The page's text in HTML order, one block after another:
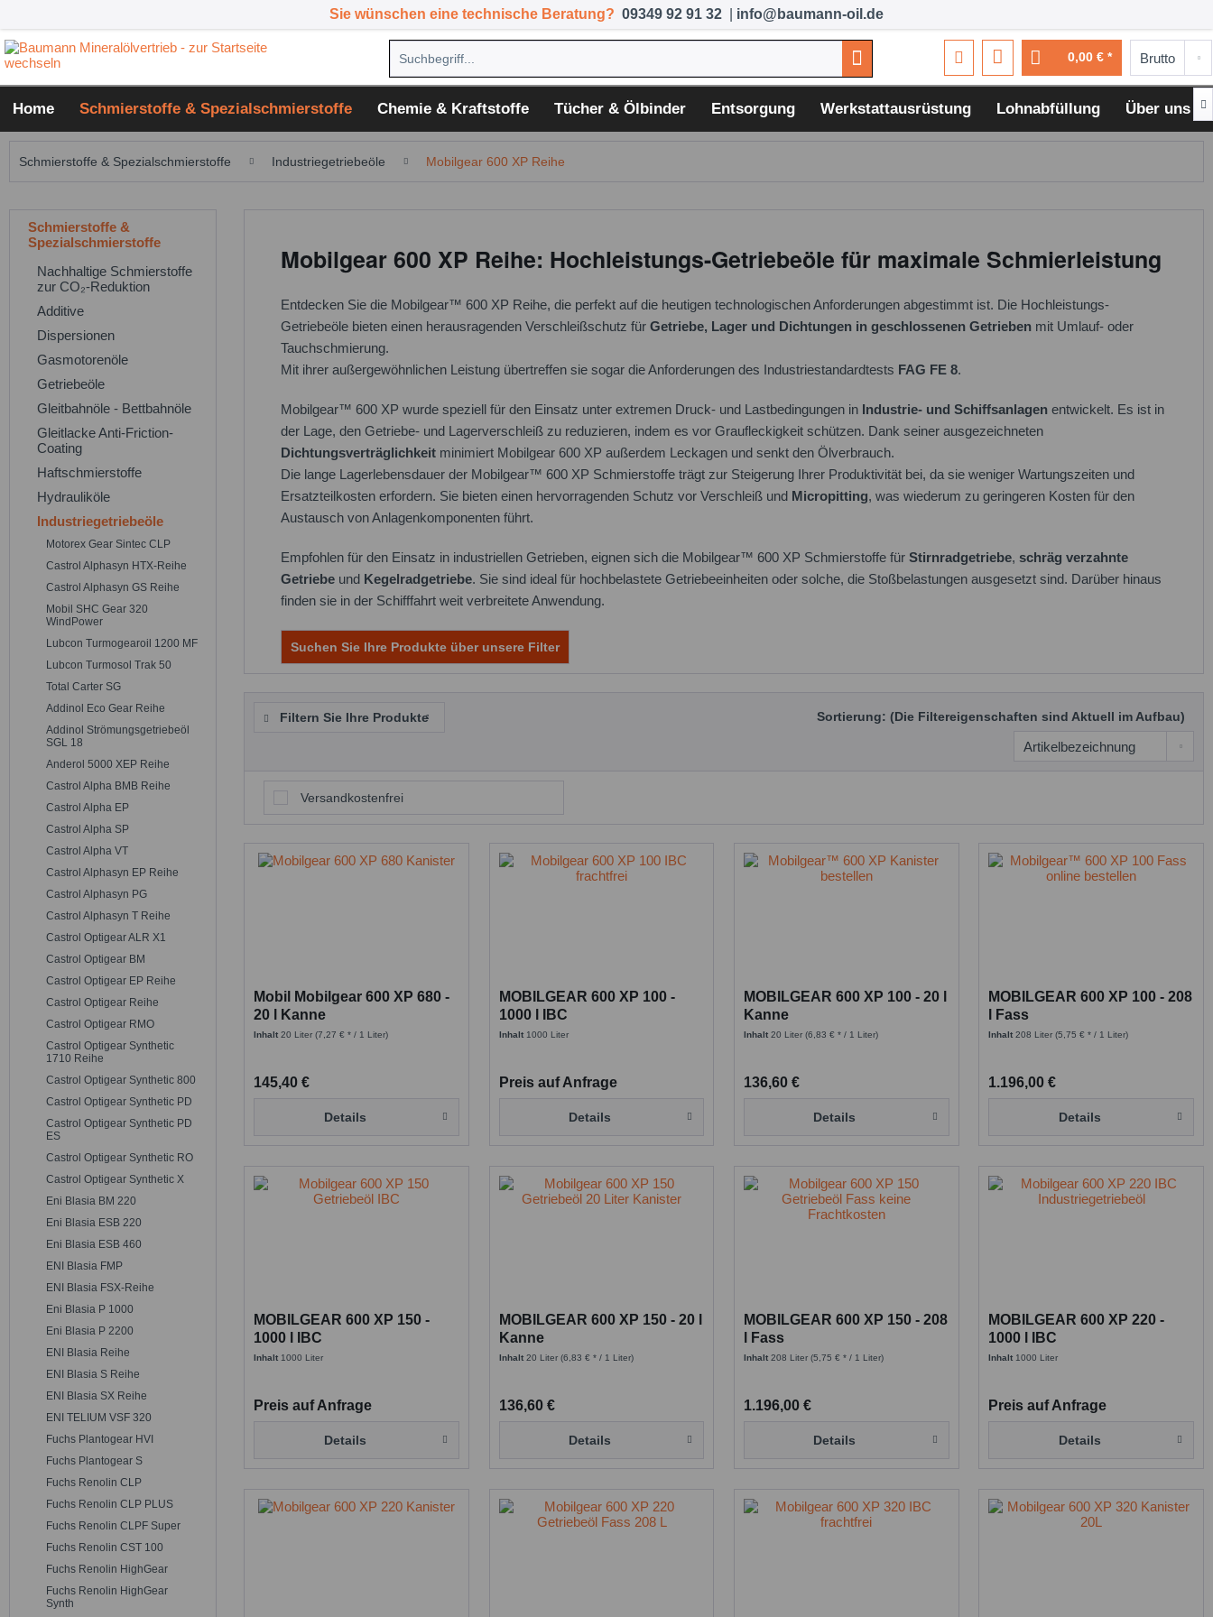
Sie wünschen eine technische Beratung? 09349 92 91 32 info@baumann-oil.de
0,00 € *
Home Schmierstoffe & Spezialschmierstoffe Chemie & Kraftstoffe Tücher & Ölbinder Entsorgung Werkstattausrüstung Lohnabfüllung Über uns 
Schmierstoffe & Spezialschmierstoffe Industriegetriebeöle Mobilgear 600 XP Reihe
Schmierstoffe &
Spezialschmierstoffe
Nachhaltige Schmierstoffe
zur CO₂-Reduktion
Additive
Dispersionen
Gasmotorenöle
Getriebeöle
Gleitbahnöle - Bettbahnöle
Gleitlacke Anti-Friction-
Coating
Haftschmierstoffe
Hydrauliköle
Industriegetriebeöle
Motorex Gear Sintec CLP
Castrol Alphasyn HTX-Reihe
Castrol Alphasyn GS Reihe
Mobil SHC Gear 320
WindPower
Lubcon Turmogearoil 1200 MF
Lubcon Turmosol Trak 50
Total Carter SG
Addinol Eco Gear Reihe
Addinol Strömungsgetriebeöl
SGL 18
Anderol 5000 XEP Reihe
Castrol Alpha BMB Reihe
Castrol Alpha EP
Castrol Alpha SP
Castrol Alpha VT
Castrol Alphasyn EP Reihe
Castrol Alphasyn PG
Castrol Alphasyn T Reihe
Castrol Optigear ALR X1
Castrol Optigear BM
Castrol Optigear EP Reihe
Castrol Optigear Reihe
Castrol Optigear RMO
Castrol Optigear Synthetic
1710 Reihe
Castrol Optigear Synthetic 800
Castrol Optigear Synthetic PD
Castrol Optigear Synthetic PD
ES
Castrol Optigear Synthetic RO
Castrol Optigear Synthetic X
Eni Blasia BM 220
Eni Blasia ESB 220
Eni Blasia ESB 460
ENI Blasia FMP
ENI Blasia FSX-Reihe
Eni Blasia P 1000
Eni Blasia P 2200
ENI Blasia Reihe
ENI Blasia S Reihe
ENI Blasia SX Reihe
ENI TELIUM VSF 320
Fuchs Plantogear HVI
Fuchs Plantogear S
Fuchs Renolin CLP
Fuchs Renolin CLP PLUS
Fuchs Renolin CLPF Super
Fuchs Renolin CST 100
Fuchs Renolin HighGear
Fuchs Renolin HighGear
Synth
Mobilgear 600 XP Reihe: Hochleistungs-Getriebeöle für maximale Schmierleistung
Entdecken Sie die Mobilgear™ 600 XP Reihe, die perfekt auf die heutigen technologischen Anforderungen abgestimmt ist. Die Hochleistungs-
Getriebeöle bieten einen herausragenden Verschleißschutz für Getriebe, Lager und Dichtungen in geschlossenen Getrieben mit Umlauf- oder
Tauchschmierung.
Mit ihrer außergewöhnlichen Leistung übertreffen sie sogar die Anforderungen des Industriestandardtests FAG FE 8.
Mobilgear™ 600 XP wurde speziell für den Einsatz unter extremen Druck- und Lastbedingungen in Industrie- und Schiffsanlagen entwickelt. Es ist in
der Lage, den Getriebe- und Lagerverschleiß zu reduzieren, indem es vor Graufleckigkeit schützen. Dank seiner ausgezeichneten
Dichtungsverträglichkeit minimiert Mobilgear 600 XP außerdem Leckagen und senkt den Ölverbrauch.
Die lange Lagerlebensdauer der Mobilgear™ 600 XP Schmierstoffe trägt zur Steigerung Ihrer Produktivität bei, da sie weniger Wartungszeiten und
Ersatzteilkosten erfordern. Sie bieten einen hervorragenden Schutz vor Verschleiß und Micropitting, was wiederum zu geringeren Kosten für den
Austausch von Anlagenkomponenten führt.
Empfohlen für den Einsatz in industriellen Getrieben, eignen sich die Mobilgear™ 600 XP Schmierstoffe für Stirnradgetriebe, schräg verzahnte
Getriebe und Kegelradgetriebe. Sie sind ideal für hochbelastete Getriebeeinheiten oder solche, die Stoßbelastungen ausgesetzt sind. Darüber hinaus
finden sie in der Schifffahrt weit verbreitete Anwendung.
Suchen Sie Ihre Produkte über unsere Filter
Filtern Sie Ihre Produkte Sortierung: (Die Filtereigenschaften sind Aktuell im Aufbau)
Versandkostenfrei
Mobil Mobilgear 600 XP 680 -
20 l Kanne
Inhalt20 Liter(7,27 € * / 1 Liter)
145,40 €
Details
MOBILGEAR 600 XP 100 -
1000 l IBC
Inhalt 1000 Liter
Preis auf Anfrage
Details
MOBILGEAR 600 XP 100 - 20 l
Kanne
Inhalt20 Liter(6,83 € * / 1 Liter)
136,60 €
Details
MOBILGEAR 600 XP 100 - 208
l Fass
Inhalt208 Liter(5,75 € * / 1 Liter)
1.196,00 €
Details
MOBILGEAR 600 XP 150 -
1000 l IBC
Inhalt 1000 Liter
Preis auf Anfrage
Details
MOBILGEAR 600 XP 150 - 20 l
Kanne
Inhalt 20 Liter (6,83 € * / 1 Liter)
136,60 €
Details
MOBILGEAR 600 XP 150 - 208
l Fass
Inhalt208 Liter(5,75 € * / 1 Liter)
1.196,00 €
Details
MOBILGEAR 600 XP 220 -
1000 l IBC
Inhalt 1000 Liter
Preis auf Anfrage
Details